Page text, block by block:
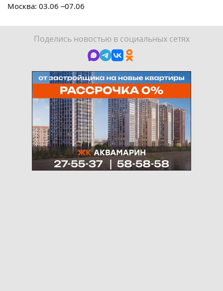
Москва: 03.06 –07.06
Поделись новостью в социальных сетях